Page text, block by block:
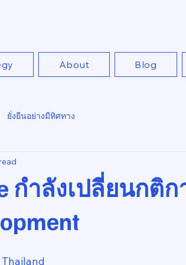
About Blog
ยั่งยืนอย่างมีทิศทาง
กำลังเปลี่ยนกติ